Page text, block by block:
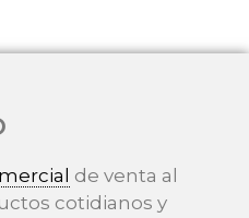
de venta al
cotidianos y